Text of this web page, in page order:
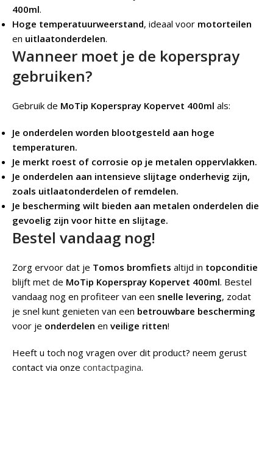
400ml.
Hoge temperatuurweerstand, ideaal voor motorteilen
en uitlaatonderdelen.
Wanneer moet je de koperspray
gebruiken?
Gebruik de MoTip Koperspray Kopervet 400ml als:
Je onderdelen worden blootgesteld aan hoge
temperaturen.
Je merkt roest of corrosie op je metalen oppervlakken.
Je onderdelen aan intensieve slijtage onderhevig zijn,
zoals uitlaatonderdelen of remdelen.
Je bescherming wilt bieden aan metalen onderdelen die
gevoelig zijn voor hitte en slijtage.
Bestel vandaag nog!
Zorg ervoor dat je Tomos bromfiets altijd in topconditie
blijft met de MoTip Koperspray Kopervet 400ml. Bestel
vandaag nog en profiteer van een snelle levering, zodat
je snel kunt genieten van een betrouwbare bescherming
voor je onderdelen en veilige ritten!
Heeft u toch nog vragen over dit product? neem gerust
contact via onze contactpagina.